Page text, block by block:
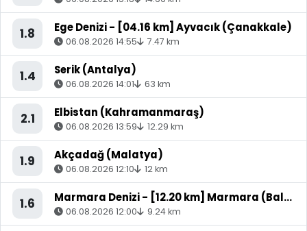
1.8 Ege Denizi - [04.16 km] Ayvacık (Çanakkale)
06.08.2026 14:55 7.47 km
1.4 Serik (Antalya)
06.08.2026 14:01 63 km
2.1 Elbistan (Kahramanmaraş)
06.08.2026 13:59 12.29 km
1.9 Akçadağ (Malatya)
06.08.2026 12:10 12 km
1.6 Marmara Denizi - [12.20 km] Marmara (Balıkesir)
06.08.2026 12:00 9.24 km